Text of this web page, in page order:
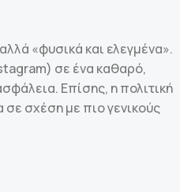
«φυσικά και ελεγμένα».
σε ένα καθαρό,
Επίσης, η πολιτική
σχέση με πιο γενικούς